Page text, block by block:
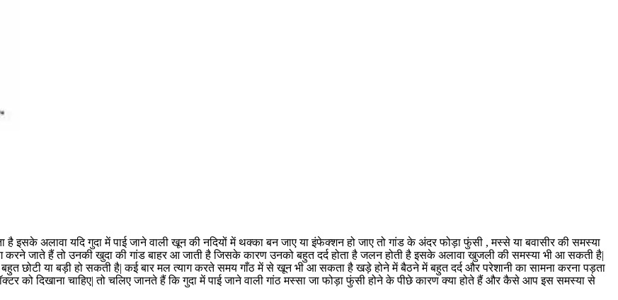
है इसके अलावा यदि गुदा में पाई जाने वाली खून की नदियों में थक्का बन जाए या इंफेक्शन हो जाए तो गांड के अंदर फोड़ा फुंसी , मस्से या बवासीर की समस्या
जाते हैं तो उनकी खुदा की गांड बाहर आ जाती है जिसके कारण उनको बहुत दर्द होता है जलन होती है इसके अलावा खुजली की समस्या भी आ सकती है|
छोटी या बड़ी हो सकती है| कई बार मल त्याग करते समय गाँठ में से खून भी आ सकता है खड़े होने में बैठने में बहुत दर्द और परेशानी का सामना करना पड़ता
को दिखाना चाहिए| तो चलिए जानते हैं कि गुदा में पाई जाने वाली गांठ मस्सा जा फोड़ा फुंसी होने के पीछे कारण क्या होते हैं और कैसे आप इस समस्या से